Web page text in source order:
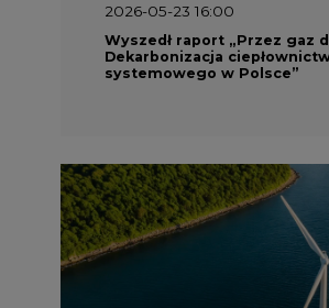
2026-05-23 16:00
Wyszedł raport „Przez gaz
Dekarbonizacja
systemowego w Polsce”